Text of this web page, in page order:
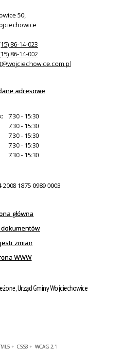
50,
86-14-023
86-14-002
adresowe
7:30 - 15:30
7:30 - 15:30
7:30 - 15:30
7:30 - 15:30
7:30 - 15:30
2008 1875 0989 0003
główna
zmian
WWW
Urząd Gminy Wojciechowice
+ CSS3 + WCAG 2.1